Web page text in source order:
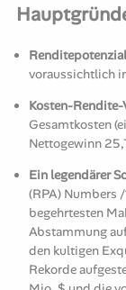
voraussichtlich
Kosten-
Gesamtkosten
Nettogewinn
Ein legendärer
(RPA) Numbers
begehrtesten
Abstammung
den kultigen
Rekorde